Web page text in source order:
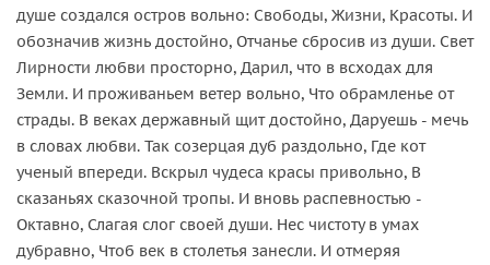
душе создался остров вольно: Свободы, Жизни, Красоты. И
обозначив жизнь достойно, Отчанье сбросив из души. Свет
Лирности любви просторно, Дарил, что в всходах для
Земли. И проживаньем ветер вольно, Что обрамленье от
страды. В веках державный щит достойно, Даруешь - мечь
в словах любви. Так созерцая дуб раздольно, Где кот
ученый впереди. Вскрыл чудеса красы привольно, В
сказаньях сказочной тропы. И вновь распевностью -
Октавно, Слагая слог своей души. Нес чистоту в умах
дубравно, Чтоб век в столетья занесли. И отмеряя